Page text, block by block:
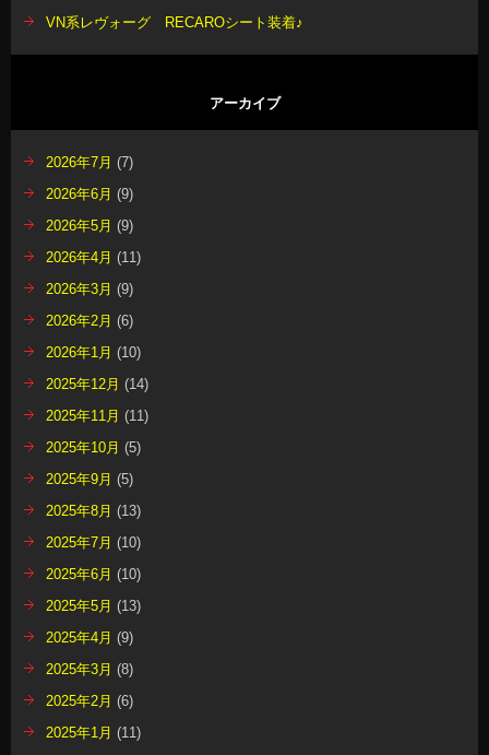
VN系レヴォーグ RECAROシート装着♪
アーカイブ
2026年7月 (7)
2026年6月 (9)
2026年5月 (9)
2026年4月 (11)
2026年3月 (9)
2026年2月 (6)
2026年1月 (10)
2025年12月 (14)
2025年11月 (11)
2025年10月 (5)
2025年9月 (5)
2025年8月 (13)
2025年7月 (10)
2025年6月 (10)
2025年5月 (13)
2025年4月 (9)
2025年3月 (8)
2025年2月 (6)
2025年1月 (11)